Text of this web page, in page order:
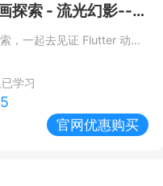
探索 - 流光幻影--掘金小册课程推荐/优惠
Flutter 动画探索，一起去见证 Flutter 动画的风采 ~
已学习
官网优惠购买